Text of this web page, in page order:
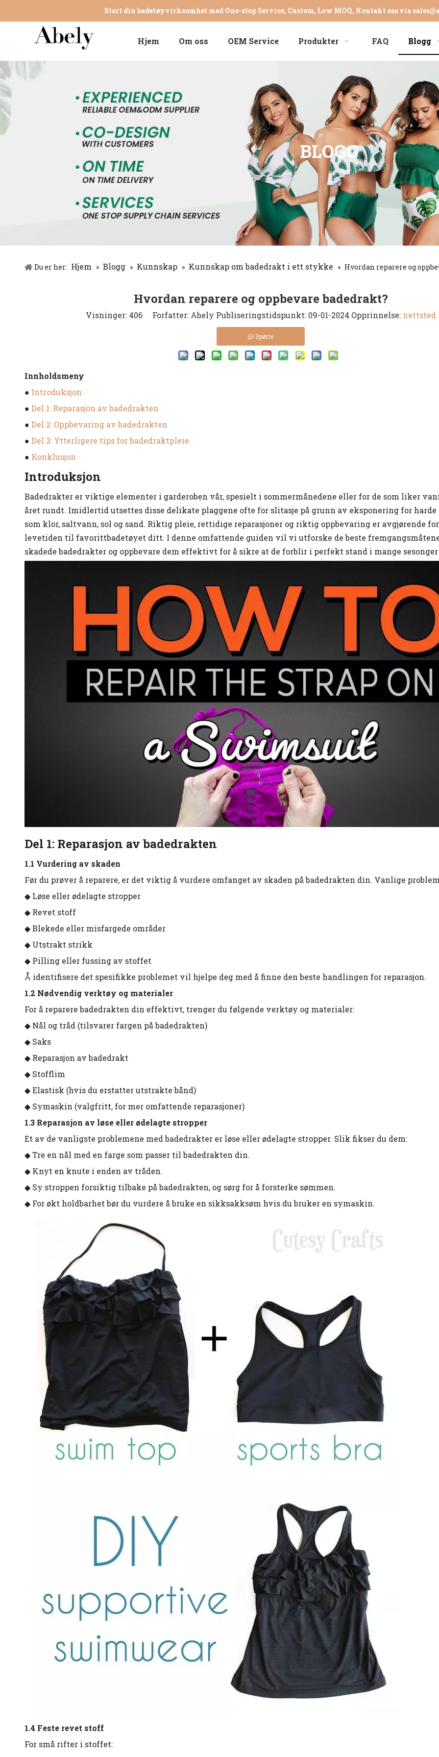
Start din badetøyvirksomhet med One-stop Service, Custom, Low MOQ, Kontakt oss via
Hjem Om oss OEM Service Produkter FAQ Blogg
BLOGG
Du er her: Hjem » Blogg » Kunnskap » Kunnskap om badedrakt i ett stykke » Hvordan reparere og
Hvordan reparere og oppbevare badedrakt?
Visninger: 406Forfatter: Abely Publiseringstidspunkt: 09-01-2024 Opprinnelse: nettsted
Spørre
Innholdsmeny
● Introduksjon
● Del 1: Reparasjon av badedrakten
● Del 2: Oppbevaring av badedrakten
● Del 3: Ytterligere tips for badedraktpleie
● Konklusjon
Introduksjon
Badedrakter er viktige elementer i garderoben vår, spesielt i sommermånedene eller for de som liker
året rundt. Imidlertid utsettes disse delikate plaggene ofte for slitasje på grunn av eksponering for
som klor, saltvann, sol og sand. Riktig pleie, rettidige reparasjoner og riktig oppbevaring er avgjørende
levetiden til favorittbadetøyet ditt. I denne omfattende guiden vil vi utforske de beste
skadede badedrakter og oppbevare dem effektivt for å sikre at de forblir i perfekt stand i mange
Del 1: Reparasjon av badedrakten
1.1 Vurdering av skaden
Før du prøver å reparere, er det viktig å vurdere omfanget av skaden på badedrakten din. Vanlige
◆ Løse eller ødelagte stropper
◆ Revet stoff
◆ Blekede eller misfargede områder
◆ Utstrakt strikk
◆ Pilling eller fussing av stoffet
Å identifisere det spesifikke problemet vil hjelpe deg med å finne den beste handlingen for reparasjon.
1.2 Nødvendig verktøy og materialer
For å reparere badedrakten din effektivt, trenger du følgende verktøy og materialer:
◆ Nål og tråd (tilsvarer fargen på badedrakten)
◆ Saks
◆ Reparasjon av badedrakt
◆ Stofflim
◆ Elastisk (hvis du erstatter utstrakte bånd)
◆ Symaskin (valgfritt, for mer omfattende reparasjoner)
1.3 Reparasjon av løse eller ødelagte stropper
Et av de vanligste problemene med badedrakter er løse eller ødelagte stropper. Slik fikser du dem:
◆ Tre en nål med en farge som passer til badedrakten din.
◆ Knyt en knute i enden av tråden.
◆ Sy stroppen forsiktig tilbake på badedrakten, og sørg for å forsterke sømmen.
◆ For økt holdbarhet bør du vurdere å bruke en sikksakksøm hvis du bruker en symaskin.
1.4 Feste revet stoff
For små rifter i stoffet: